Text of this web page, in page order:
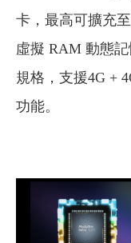
卡，最高可擴充
虛擬 RAM 動態
規格，支援4G +
功能。